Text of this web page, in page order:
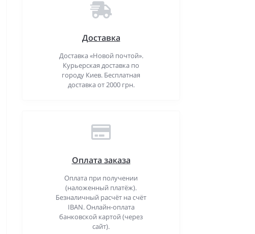
Доставка
Доставка «Новой почтой».
Курьерская доставка по
городу Киев. Бесплатная
доставка от 2000 грн.
Оплата заказа
Оплата при получении
(наложенный платёж).
Безналичный расчёт на счёт
IBAN. Онлайн-оплата
банковской картой (через
сайт).